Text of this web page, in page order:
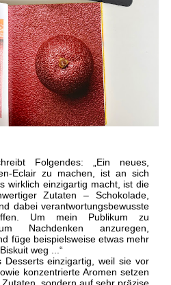
Folgendes: „Ein neues,
Eclair zu machen, ist an sich
wirklich einzigartig macht, ist die
Zutaten – Schokolade,
dabei verantwortungsbewusste
Um mein Publikum zu
Nachdenken anzuregen,
füge beispielsweise etwas mehr
weg ...“
Desserts einzigartig, weil sie vor
konzentrierte Aromen setzen